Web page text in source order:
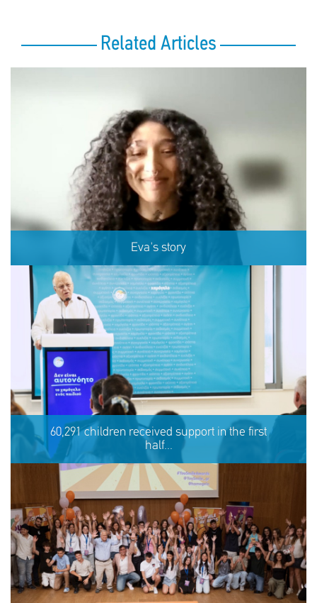
Related Articles
Eva's story
Eva's story
REACT
60,291 children received support in the first
half...